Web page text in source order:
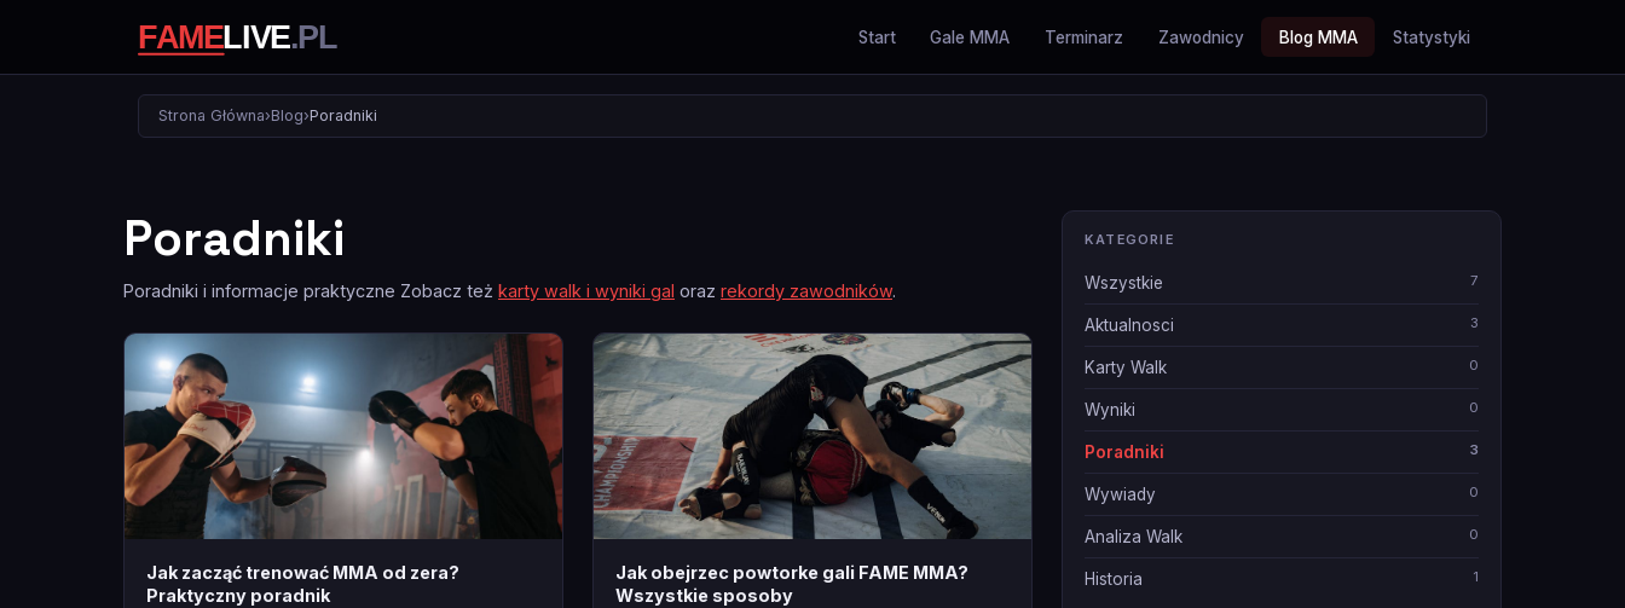
Start Gale MMA Terminarz Zawodnicy Blog MMA Statystyki
Strona Główna›Blog›Poradniki
Poradniki
Poradniki i informacje praktyczne Zobacz też karty walk i wyniki gal oraz rekordy zawodników.
Jak zacząć trenować MMA od zera?
Praktyczny poradnik
Jak obejrzec powtorke gali FAME MMA?
Wszystkie sposoby
KATEGORIE
Wszystkie 7
Aktualnosci 3
Karty Walk 0
Wyniki 0
Poradniki 3
Wywiady 0
Analiza Walk 0
Historia 1